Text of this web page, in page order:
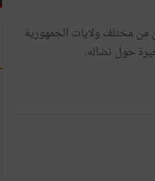
من مختلف ولايات الجمهورية
حول نضاله.